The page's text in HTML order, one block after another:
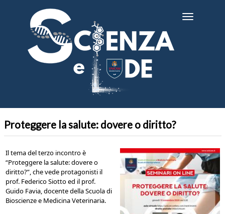
contenuto
Toggle
Proteggere la salute: dovere o diritto?
Il tema del terzo incontro è
“Proteggere la salute: dovere o
diritto?”, che vede protagonisti il
prof. Federico Siotto ed il prof.
Guido Favia, docente della Scuola di
Bioscienze e Medicina Veterinaria.